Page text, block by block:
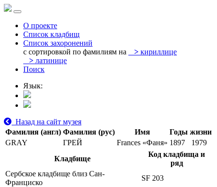
О проекте
Список кладбищ
Список захоронений
с сортировкой по фамилиям на
> кириллице
> латинице
Поиск
Язык:
Назад на сайт музея
Фамилия (англ) Фамилия (рус) Имя
Годы жизни
GRAY
ГРЕЙ Frances «Фаня» 1897
1979
Кладбище
Код кладбища и
ряд
Сербское кладбище близ Сан-
Франциско
SF 203